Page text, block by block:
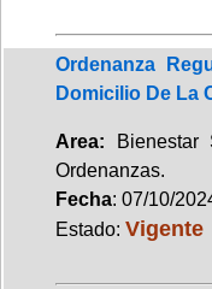
Ordenanza
Domicilio De La
Area:
Ordenanzas.
Fecha: 07/10/
Estado: Vigente